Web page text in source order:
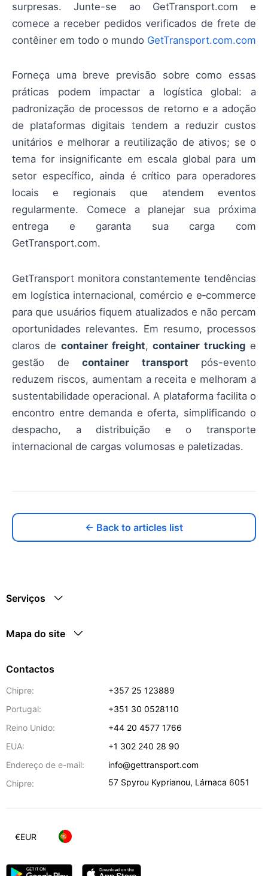
surpresas. Junte-se ao GetTransport.com e
comece a receber pedidos verificados de frete de
contêiner em todo o mundo GetTransport.com.com
Forneça uma breve previsão sobre como essas
práticas podem impactar a logística global: a
padronização de processos de retorno e a adoção
de plataformas digitais tendem a reduzir custos
unitários e melhorar a reutilização de ativos; se o
tema for insignificante em escala global para um
setor específico, ainda é crítico para operadores
locais e regionais que atendem eventos
regularmente. Comece a planejar sua próxima
entrega e garanta sua carga com
GetTransport.com.
GetTransport monitora constantemente tendências
em logística internacional, comércio e e‑commerce
para que usuários fiquem atualizados e não percam
oportunidades relevantes. Em resumo, processos
claros de container freight,container trucking e
gestão de container transport pós-evento
reduzem riscos, aumentam a receita e melhoram a
sustentabilidade operacional. A plataforma facilita o
encontro entre demanda e oferta, simplificando o
despacho, a distribuição e o transporte
internacional de cargas volumosas e paletizadas.
← Back to articles list
Serviços
Mapa do site
Contactos
Chipre:
+357 25 123889
Portugal:
+351 30 0528110
Reino Unido:
+44 20 4577 1766
EUA:
+1 302 240 28 90
Endereço de e-mail:
info@gettransport.com
Chipre:
57 Spyrou Kyprianou, Lárnaca 6051
€EUR